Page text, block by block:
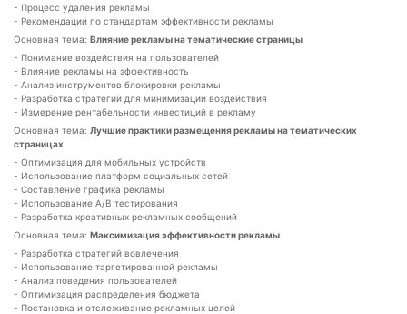
- Процесс удаления рекламы
- Рекомендации по стандартам эффективности рекламы
Основная тема: Влияние рекламы на тематические страницы
- Понимание воздействия на пользователей
- Влияние рекламы на эффективность
- Анализ инструментов блокировки рекламы
- Разработка стратегий для минимизации воздействия
- Измерение рентабельности инвестиций в рекламу
Основная тема: Лучшие практики размещения рекламы на тематических
страницах
- Оптимизация для мобильных устройств
- Использование платформ социальных сетей
- Составление графика рекламы
- Использование A/B тестирования
- Разработка креативных рекламных сообщений
Основная тема: Максимизация эффективности рекламы
- Разработка стратегий вовлечения
- Использование таргетированной рекламы
- Анализ поведения пользователей
- Оптимизация распределения бюджета
- Постановка и отслеживание рекламных целей